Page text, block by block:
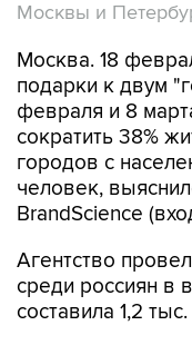
Москвы и
Москва. 18
подарки к двум
февраля и 8
сократить 38%
городов с
человек,
BrandScience
Агентство
среди россиян в
составила 1,2